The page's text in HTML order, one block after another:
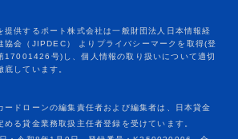
ードローンの編集責任者および編集者は、日本貸金
める貸金業務取扱主任者登録を受けています。